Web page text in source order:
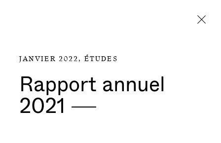
JANVIER 2022, ÉTUDES
Rapport annuel
2021